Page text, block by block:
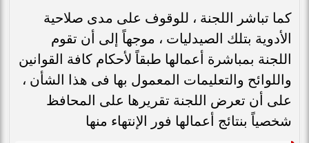
كما تباشر اللجنة ، للوقوف على مدى صلاحية
الأدوية بتلك الصيدليات ، موجهاً إلى أن تقوم
اللجنة بمباشرة أعمالها طبقاً لأحكام كافة القوانين
واللوائح والتعليمات المعمول بها فى هذا الشأن ،
على أن تعرض اللجنة تقريرها على المحافظ
شخصياً بنتائج أعمالها فور الإنتهاء منها